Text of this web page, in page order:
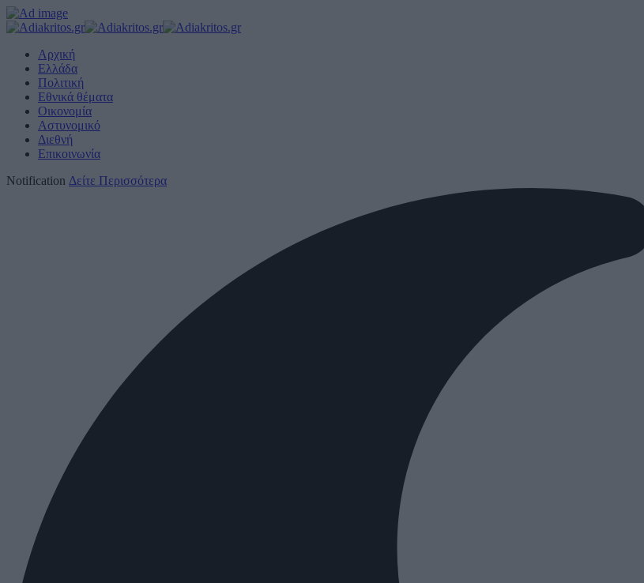
Αρχική
Ελλάδα
Πολιτική
Εθνικά θέματα
Οικονομία
Αστυνομικό
Διεθνή
Επικοινωνία
Notification Δείτε Περισσότερα